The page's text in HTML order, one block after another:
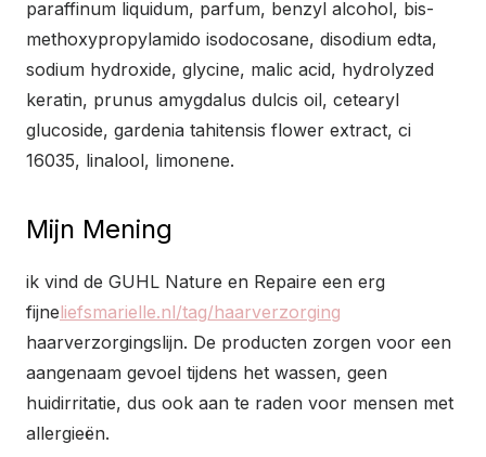
paraffinum liquidum, parfum, benzyl alcohol, bis-
methoxypropylamido isodocosane, disodium edta,
sodium hydroxide, glycine, malic acid, hydrolyzed
keratin, prunus amygdalus dulcis oil, cetearyl
glucoside, gardenia tahitensis flower extract, ci
16035, linalool, limonene.
Mijn Mening
ik vind de GUHL Nature en Repaire een erg
fijneliefsmarielle.nl/tag/haarverzorging
haarverzorgingslijn. De producten zorgen voor een
aangenaam gevoel tijdens het wassen, geen
huidirritatie, dus ook aan te raden voor mensen met
allergieën.